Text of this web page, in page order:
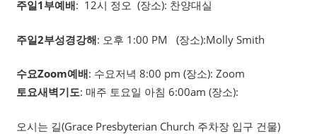
주일1부예배: 12시 정오 (장소): 찬양대실
주일2부성경강해: 오후 1:00 PM (장소):Molly Smith
수요Zoom예배: 수요저녁 8:00 pm (장소): Zoom
토요새벽기도: 매주 토요일 아침 6:00am (장소):
오시는 길(Grace Presbyterian Church 주차장 입구 건물)